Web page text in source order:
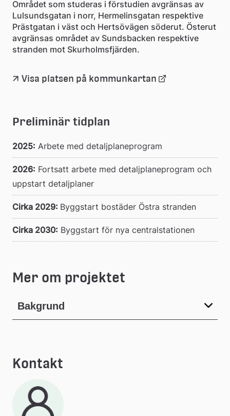
Området som studeras i förstudien avgränsas av
Lulsundsgatan i norr, Hermelinsgatan respektive
Prästgatan i väst och Hertsövägen söderut. Österut
avgränsas området av Sundsbacken respektive
stranden mot Skurholmsfjärden.
Visa platsen på kommunkartan Länk
webbplats
Preliminär tidplan
2025: Arbete med detaljplaneprogram
2026: Fortsatt arbete med detaljplaneprogram och
uppstart detaljplaner
Cirka 2029: Byggstart bostäder Östra stranden
Cirka 2030: Byggstart för nya centralstationen
Mer om projektet
Bakgrund
Kontakt